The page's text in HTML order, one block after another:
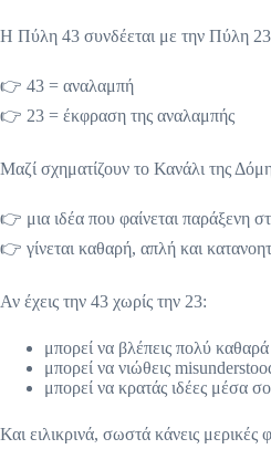
Η Πύλη 43 συνδέεται με την Πύλη
👉 43 = αναλαμπή
👉 23 = έκφραση της αναλαμπής
Μαζί σχηματίζουν το Κανάλι της
👉 μια ιδέα που φαίνεται παράξενη
👉 γίνεται καθαρή, απλή και
Αν έχεις την 43 χωρίς την 23:
μπορεί να βλέπεις πολύ
μπορεί να νιώθεις
μπορεί να κρατάς ιδέες μέσα
Και ειλικρινά, σωστά κάνεις